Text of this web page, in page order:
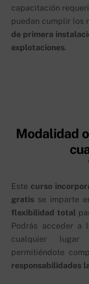
capacitación
puedan cumplir los
de primera
explotaciones.
Modalidad
Este curso
gratis se imparte
flexibilidad total
Podrás acceder a
cualquier
permitiéndote
responsabilidades